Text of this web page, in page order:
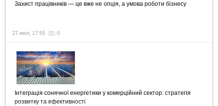
Захист працівників — це вже не опція, а умова роботи бізнесу
27 июл, 17:55 0
Інтеграція сонячної енергетики у комерційний сектор: стратегія
розвитку та ефективності